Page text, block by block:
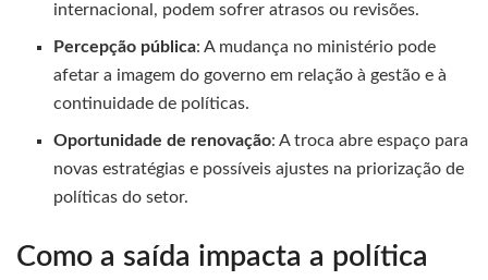
internacional, podem sofrer atrasos ou revisões.
Percepção pública: A mudança no ministério pode
afetar a imagem do governo em relação à gestão e à
continuidade de políticas.
Oportunidade de renovação: A troca abre espaço para
novas estratégias e possíveis ajustes na priorização de
políticas do setor.
Como a saída impacta a política